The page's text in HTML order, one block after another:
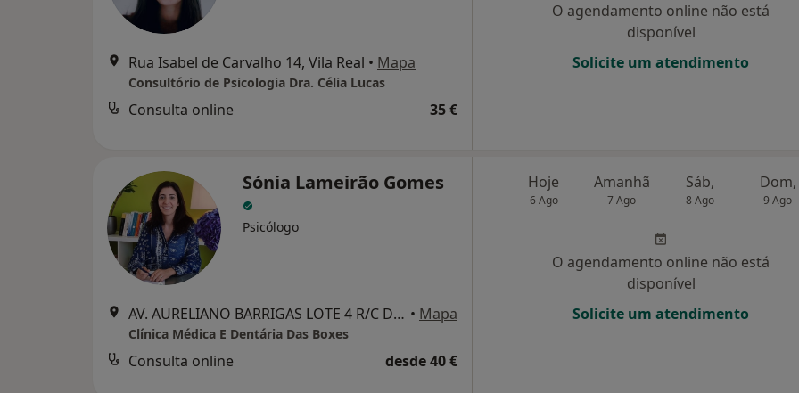
Rua Isabel de Carvalho 14, Vila Real • Mapa
Consultório de Psicologia Dra. Célia Lucas
Consulta online 35 €
O agendamento online não está
disponível
Solicite um atendimento
Sónia Lameirão Gomes
Psicólogo
AV. AURELIANO BARRIGAS LOTE 4 R/C DTO, Vila Real • Mapa
Clínica Médica E Dentária Das Boxes
Consulta online desde 40 €
Hoje
6 Ago
Amanhã
7 Ago
Sáb,
8 Ago
Dom,
9 Ago
O agendamento online não está
disponível
Solicite um atendimento